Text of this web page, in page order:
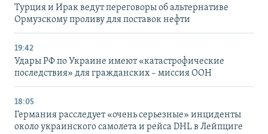
Турция и Ирак ведут переговоры об альтернативе
Ормузскому проливу для поставок нефти
19:42
Удары РФ по Украине имеют «катастрофические
последствия» для гражданских – миссия ООН
18:05
Германия расследует «очень серьезные» инциденты
около украинского самолета и рейса DHL в Лейпциге